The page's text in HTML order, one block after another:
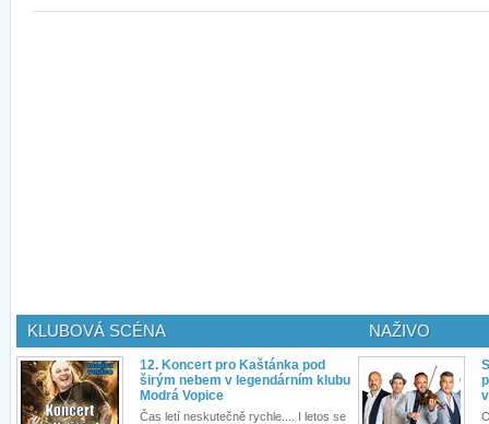
KLUBOVÁ SCÉNA
12. Koncert pro Kaštánka pod
širým nebem v legendárním klubu
Modrá Vopice
Čas letí neskutečně rychle.... I letos se
NAŽIVO